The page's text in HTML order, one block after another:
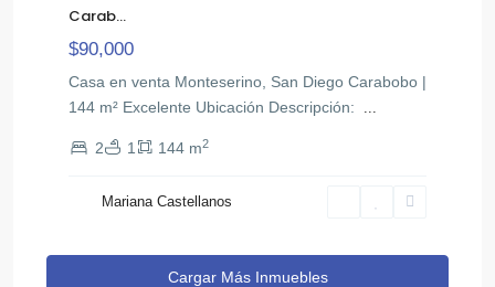
Carab...
$90,000
Casa en venta Monteserino, San Diego Carabobo |
144 m² Excelente Ubicación ​Descripción: ​ ...
2 1 144 m2
Mariana Castellanos
Cargar Más Inmuebles